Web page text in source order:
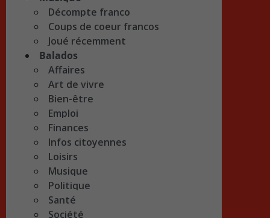
Décompte franco
Coups de coeur francos
Joué récemment
Balados
Affaires
Art de vivre
Bien-être
Emploi
Finances
Infos citoyennes
Loisirs
Musique
Politique
Santé
Société